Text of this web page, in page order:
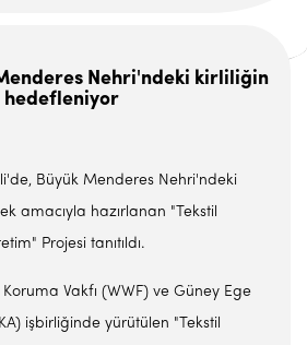
Nehri'ndeki kirliliğin
hedefleniyor
Büyük Menderes Nehri'ndeki
amacıyla hazırlanan "Tekstil
Projesi tanıtıldı.
Vakfı (WWF) ve Güney Ege
işbirliğinde yürütülen "Tekstil